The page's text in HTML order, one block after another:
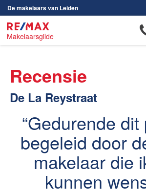
De makelaars van Leiden
Makelaarsgilde
Ons aanbod
Woningzoekers
Ons werkgebied
Huis verkopen
Huis kopen
Huis verhuren
Recensie
De La Reystraat
Gedurende dit
begeleid door
makelaar die
kunnen